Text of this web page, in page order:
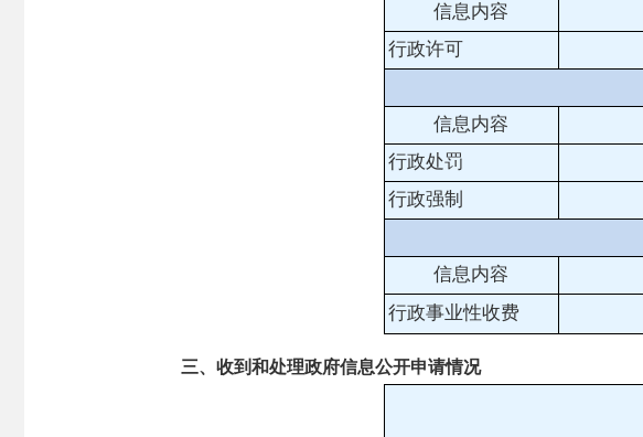
信息内容
行政许可
信息内容
行政处罚
行政强制
信息内容
行政事业性收费
三、收到和处理政府信息公开申请情况